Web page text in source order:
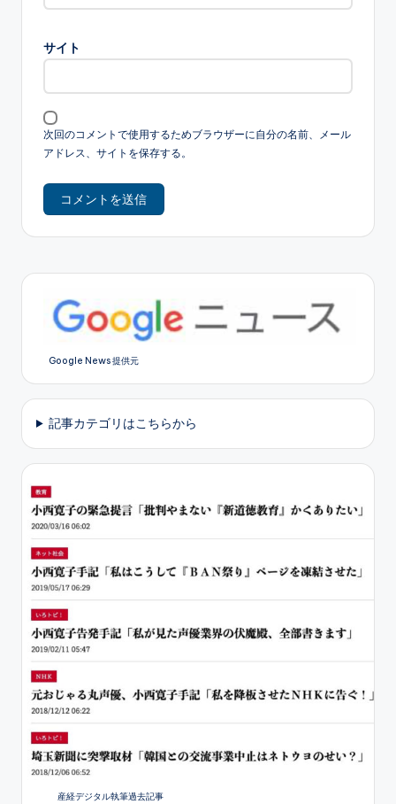
サイト
次回のコメントで使用するためブラウザーに自分の名前、メール
アドレス、サイトを保存する。
Google News 提供元
記事カテゴリはこちらから
産経デジタル執筆過去記事